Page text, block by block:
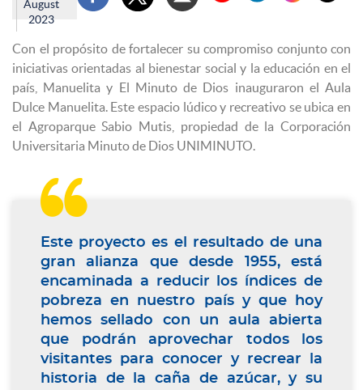
August
2023
Con el propósito de fortalecer su compromiso conjunto con
iniciativas orientadas al bienestar social y la educación en el
país, Manuelita y El Minuto de Dios inauguraron el Aula
Dulce Manuelita. Este espacio lúdico y recreativo se ubica en
el Agroparque Sabio Mutis, propiedad de la Corporación
Universitaria Minuto de Dios UNIMINUTO.

Este proyecto es el resultado de una
gran alianza que desde 1955, está
encaminada a reducir los índices de
pobreza en nuestro país y que hoy
hemos sellado con un aula abierta
que podrán aprovechar todos los
visitantes para conocer y recrear la
historia de la caña de azúcar, y su